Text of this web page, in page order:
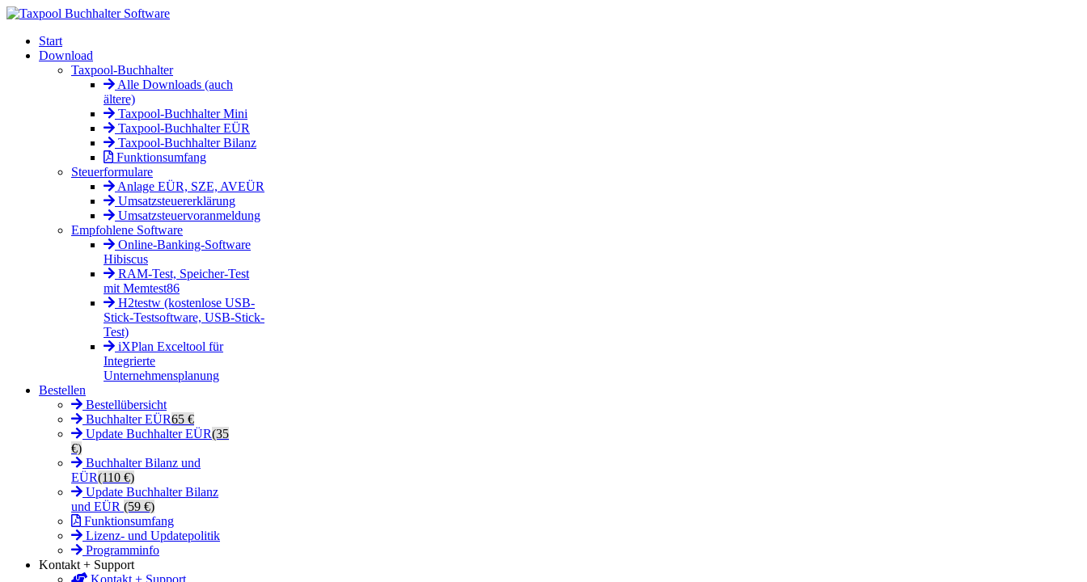
Start
Download
Taxpool-Buchhalter
Alle Downloads (auch
ältere)
Taxpool-Buchhalter Mini
Taxpool-Buchhalter EÜR
Taxpool-Buchhalter Bilanz
Funktionsumfang
Steuerformulare
Anlage EÜR, SZE, AVEÜR
Umsatzsteuererklärung
Umsatzsteuervoranmeldung
Empfohlene Software
Online-Banking-Software
Hibiscus
RAM-Test, Speicher-Test
mit Memtest86
H2testw (kostenlose USB-
Stick-Testsoftware, USB-Stick-
Test)
iXPlan Exceltool für
Integrierte
Unternehmensplanung
Bestellen
Bestellübersicht
Buchhalter EÜR65 €
Update Buchhalter EÜR(35
€)
Buchhalter Bilanz und
EÜR(110 €)
Update Buchhalter Bilanz
und EÜR (59 €)
Funktionsumfang
Lizenz- und Updatepolitik
Programminfo
Kontakt + Support
Kontakt + Support